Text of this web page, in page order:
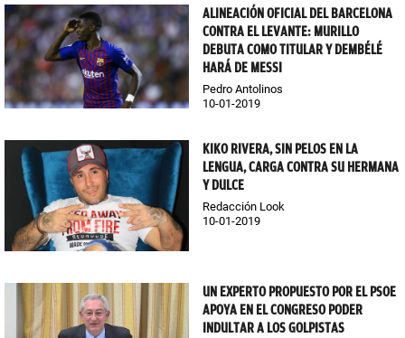
ALINEACIÓN OFICIAL DEL BARCELONA
CONTRA EL LEVANTE: MURILLO
DEBUTA COMO TITULAR Y DEMBÉLÉ
HARÁ DE MESSI
Pedro Antolinos
10-01-2019
KIKO RIVERA, SIN PELOS EN LA
LENGUA, CARGA CONTRA SU HERMANA
Y DULCE
Redacción Look
10-01-2019
UN EXPERTO PROPUESTO POR EL PSOE
APOYA EN EL CONGRESO PODER
INDULTAR A LOS GOLPISTAS